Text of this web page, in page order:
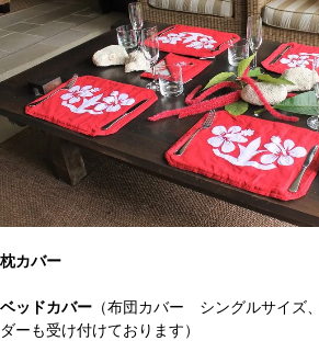
枕カバー
ベッドカバー （布団カバー シングルサイズ
ダーも受け付けております）